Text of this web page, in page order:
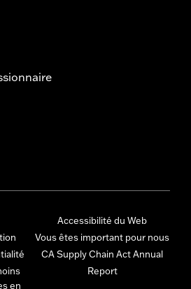
en
Accessibilité du Web
Vous êtes important pour nous
CA Supply Chain Act Annual
Report